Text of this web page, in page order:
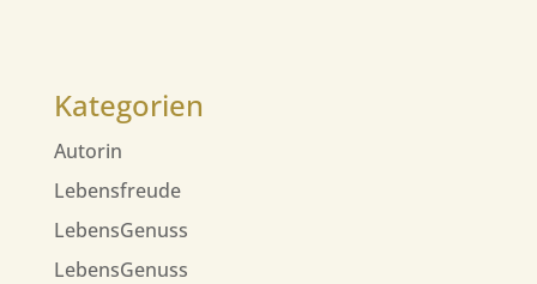
Kategorien
Autorin
Lebensfreude
LebensGenuss
LebensGenuss